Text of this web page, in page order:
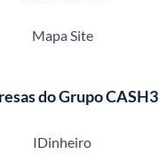
Mapa Site
do Grupo CASH3
IDinheiro